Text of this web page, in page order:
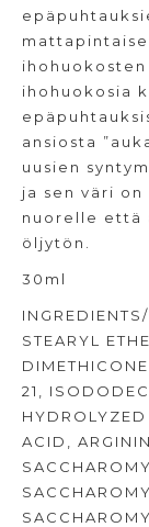
ihohuokosten
ihohuokosia
ansiosta
uusien
ja sen väri
nuorelle että
öljytön.
30ml
STEARYL
21,
ACID,